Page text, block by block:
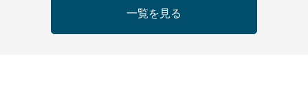
開演：午後6時30分（6時開場）全席指定
前売3,500円 当日4,000円
一覧を見る